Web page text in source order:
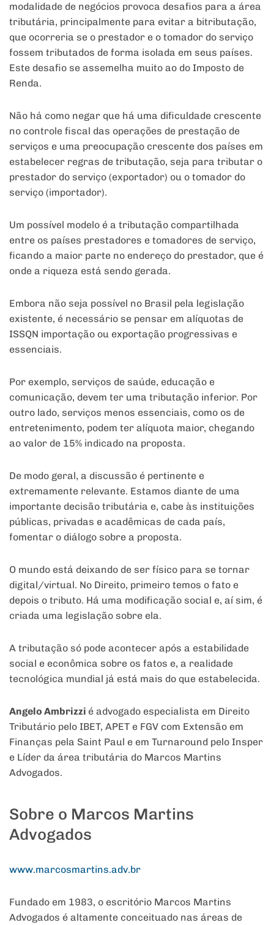
modalidade de negócios provoca desafios para a área
tributária, principalmente para evitar a bitributação,
que ocorreria se o prestador e o tomador do serviço
fossem tributados de forma isolada em seus países.
Este desafio se assemelha muito ao do Imposto de
Renda.
Não há como negar que há uma dificuldade crescente
no controle fiscal das operações de prestação de
serviços e uma preocupação crescente dos países em
estabelecer regras de tributação, seja para tributar o
prestador do serviço (exportador) ou o tomador do
serviço (importador).
Um possível modelo é a tributação compartilhada
entre os países prestadores e tomadores de serviço,
ficando a maior parte no endereço do prestador, que é
onde a riqueza está sendo gerada.
Embora não seja possível no Brasil pela legislação
existente, é necessário se pensar em alíquotas de
ISSQN importação ou exportação progressivas e
essenciais.
Por exemplo, serviços de saúde, educação e
comunicação, devem ter uma tributação inferior. Por
outro lado, serviços menos essenciais, como os de
entretenimento, podem ter alíquota maior, chegando
ao valor de 15% indicado na proposta.
De modo geral, a discussão é pertinente e
extremamente relevante. Estamos diante de uma
importante decisão tributária e, cabe às instituições
públicas, privadas e acadêmicas de cada país,
fomentar o diálogo sobre a proposta.
O mundo está deixando de ser físico para se tornar
digital/virtual. No Direito, primeiro temos o fato e
depois o tributo. Há uma modificação social e, aí sim, é
criada uma legislação sobre ela.
A tributação só pode acontecer após a estabilidade
social e econômica sobre os fatos e, a realidade
tecnológica mundial já está mais do que estabelecida.
Angelo Ambrizzi é advogado especialista em Direito
Tributário pelo IBET, APET e FGV com Extensão em
Finanças pela Saint Paul e em Turnaround pelo Insper
e Líder da área tributária do Marcos Martins
Advogados.
Sobre o Marcos Martins
Advogados
www.marcosmartins.adv.br
Fundado em 1983, o escritório Marcos Martins
Advogados é altamente conceituado nas áreas de